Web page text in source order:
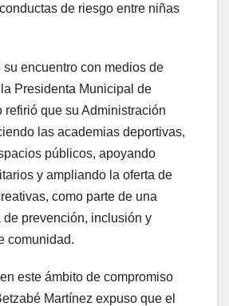
de riesgo entre niñas
su encuentro con medios de
Presidenta Municipal de
refirió que su Administración
las academias deportivas,
públicos, apoyando
y ampliando la oferta de
como parte de una
prevención, inclusión y
comunidad.
este ámbito de compromiso
Martínez expuso que el